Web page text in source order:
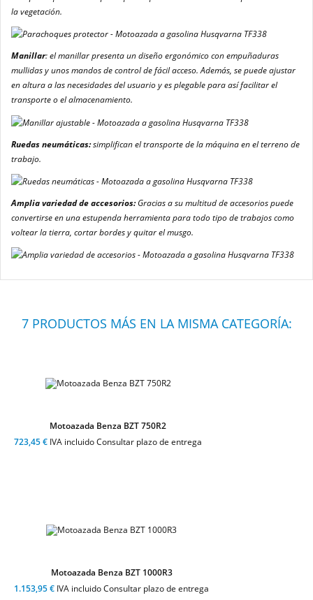
la vegetación.
Manillar: el manillar presenta un diseño ergonómico con empuñaduras
mullidas y unos mandos de control de fácil acceso. Además, se puede ajustar
en altura a las necesidades del usuario y es plegable para así facilitar el
transporte o el almacenamiento.
Ruedas neumáticas:simplifican el transporte de la máquina en el terreno de
trabajo.
Amplia variedad de accesorios:Gracias a su multitud de accesorios puede
convertirse en una estupenda herramienta para todo tipo de trabajos como
voltear la tierra, cortar bordes y quitar el musgo.
7 PRODUCTOS MÁS EN LA MISMA CATEGORÍA:
Motoazada Benza BZT 750R2
723,45 € IVA incluido Consultar plazo de entrega
Motoazada Benza BZT 1000R3
1.153,95 € IVA incluido Consultar plazo de entrega